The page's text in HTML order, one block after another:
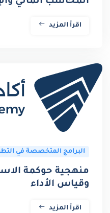
اقرأ المزيد
البرامج المتخصصة في
منهجية حوكمة
وقياس الأداء
اقرأ المزيد